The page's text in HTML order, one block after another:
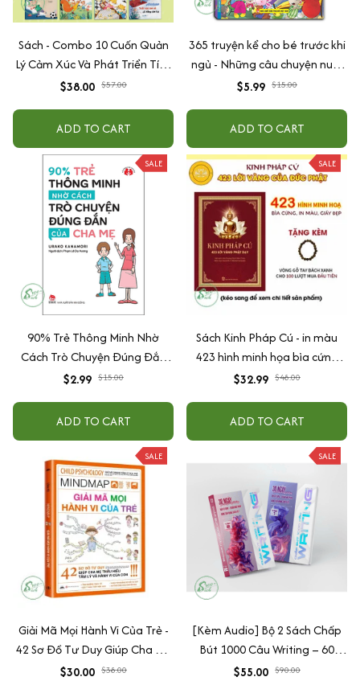
Sách - Combo 10 Cuốn Quản
Lý Cảm Xúc Và Phát Triển Tính
Cách Cho Bé Từ 2 - 6 Tuổi
$38.00 $57.00
ADD TO CART
365 truyện kể cho bé trước khi
ngủ - Những câu chuyện nuôi
dưỡng cảm xúc EQ (2-12 tuổi)
$5.99 $15.00
ADD TO CART
SALE
90% Trẻ Thông Minh Nhờ
Cách Trò Chuyện Đúng Đắn
Của Cha Mẹ
$2.99 $15.00
ADD TO CART
SALE
Sách Kinh Pháp Cú - in màu
423 hình minh họa bìa cứng
cao cấp + tặng kèm vòng tay
$32.99 $48.00
ADD TO CART
SALE
Giải Mã Mọi Hành Vi Của Trẻ -
42 Sơ Đồ Tư Duy Giúp Cha Mẹ
Thấu Hiểu Tâm Lý Và Hành Vi
$30.00 $38.00
SALE
[Kèm Audio] Bộ 2 Sách Chấp
Bút 1000 Câu Writing – 60
Ngày Gieo Trồng Tư Duy
$55.00 $90.00